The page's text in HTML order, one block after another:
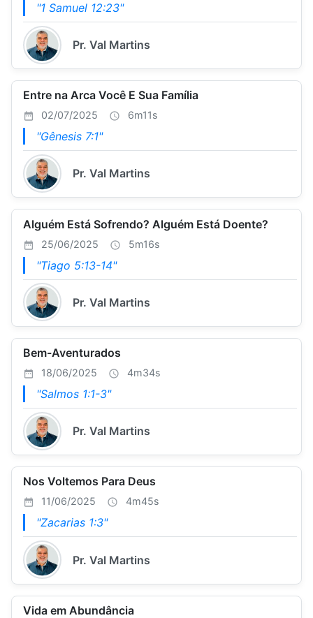
"1 Samuel 12:23"
Pr. Val Martins
Entre na Arca Você E Sua Família
02/07/2025 6m11s
"Gênesis 7:1"
Pr. Val Martins
Alguém Está Sofrendo? Alguém Está Doente?
25/06/2025 5m16s
"Tiago 5:13-14"
Pr. Val Martins
Bem-Aventurados
18/06/2025 4m34s
"Salmos 1:1-3"
Pr. Val Martins
Nos Voltemos Para Deus
11/06/2025 4m45s
"Zacarias 1:3"
Pr. Val Martins
Vida em Abundância